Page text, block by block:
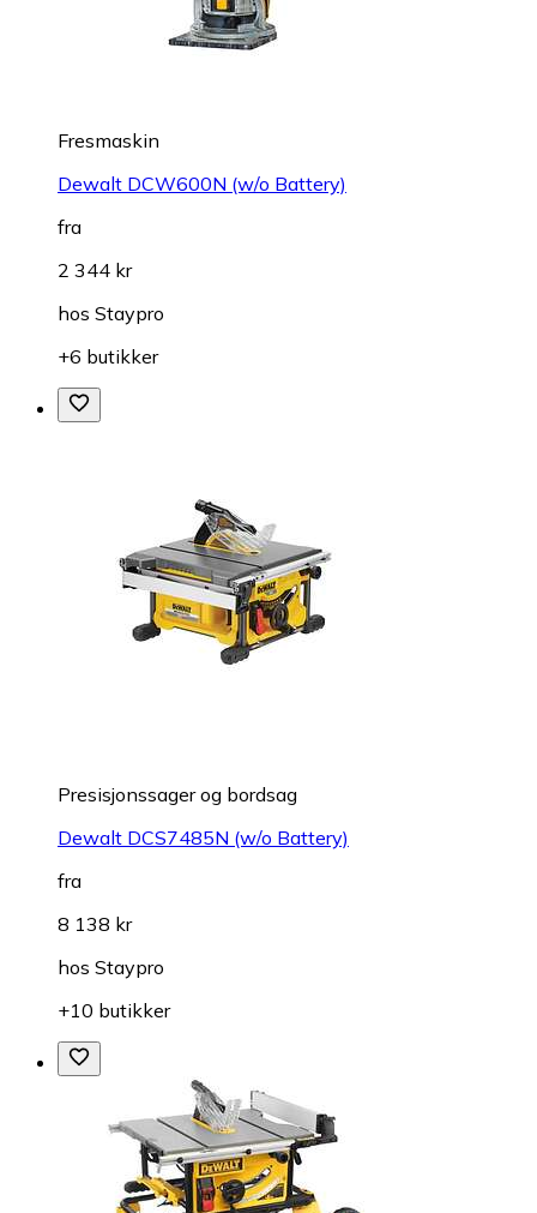
Fresmaskin
Dewalt DCW600N (w/o Battery)
fra
2 344 kr
hos Staypro
+6 butikker
Presisjonssager og bordsag
Dewalt DCS7485N (w/o Battery)
fra
8 138 kr
hos Staypro
+10 butikker